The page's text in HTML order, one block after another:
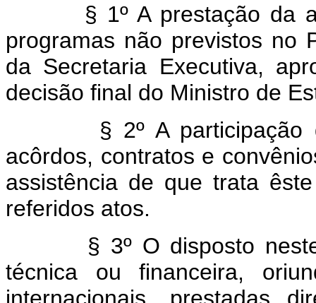
§ 1º A prestação da
programas não previstos no
da Secretaria Executiva,
decisão final do Ministro de
§ 2º A participação da
acôrdos, contratos e
assistência de que trata
referidos atos.
§ 3º O disposto neste
técnica ou financeira,